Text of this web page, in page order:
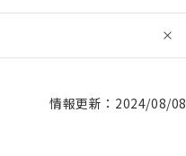
情報更新：2024/08/08